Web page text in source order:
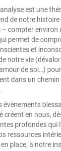
est une
de notre
– compter environ
permet de
et
notre vie
de soi…)
dans un chemin
évènements
créent en nous,
profondes qui
ressources
place, à notre